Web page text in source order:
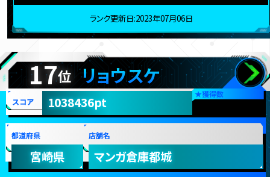
ランク更新日:2023年07月06日
17位 リョウスケ
★獲得数
スコア 1038436pt
都道府県
宮崎県
店舗名
マンガ倉庫都城